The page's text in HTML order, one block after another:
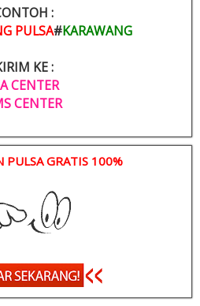
:
PULSA#KARAWANG
KE :
CENTER
CENTER
PULSA GRATIS 100%